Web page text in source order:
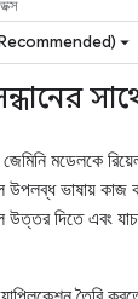
ডক্স
সাথে
মডেলকে
ভাষায় কাজ
উত্তর দিতে এবং